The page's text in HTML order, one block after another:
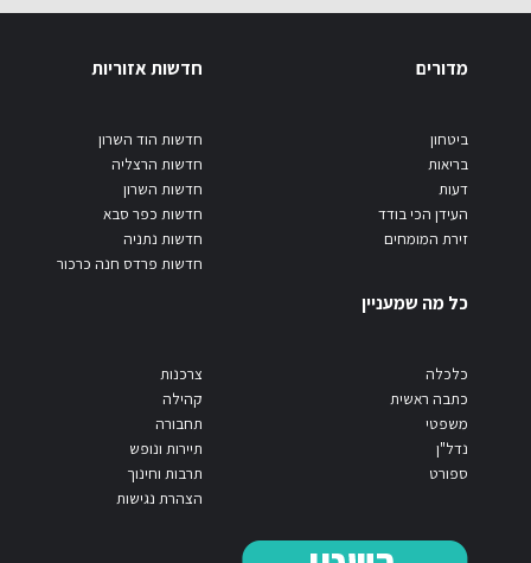
מדורים
ביטחון
בריאות
דעות
העידן הכי בודד
זירת המומחים
חדשות אזוריות
חדשות הוד השרון
חדשות הרצליה
חדשות השרון
חדשות כפר סבא
חדשות נתניה
חדשות פרדס חנה כרכור
כל מה שמעניין
כלכלה
כתבה ראשית
משפטי
נדל"ן
ספורט
צרכנות
קהילה
תחבורה
תיירות ונופש
תרבות וחינוך
הצהרת נגישות